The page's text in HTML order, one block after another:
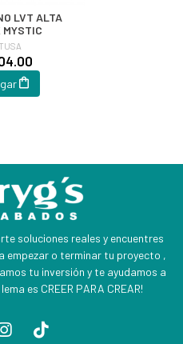
LVT ALTA
MYSTIC
soluciones reales y encuentres
empezar o terminar tu proyecto ,
tu inversión y te ayudamos a
es CREER PARA CREAR!